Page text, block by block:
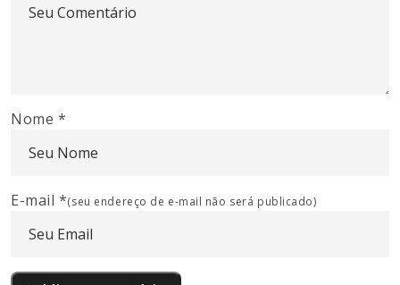
Nome *
E-mail *(seu endereço de e-mail não será publicado)